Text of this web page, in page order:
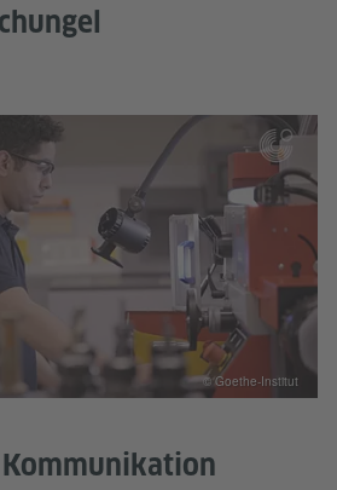
© Goethe-Institut